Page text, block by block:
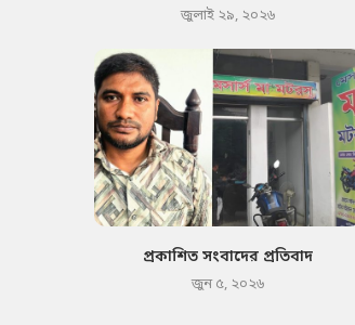
জুলাই ২৯, ২০২৬
প্রকাশিত সংবাদের প্রতিবাদ
জুন ৫, ২০২৬